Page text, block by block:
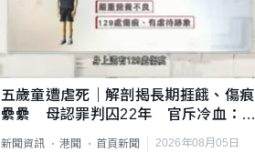
五歲童遭虐死｜解剖揭長期捱餓、傷痕
纍纍 母認罪判囚22年 官斥冷血：同
新聞資訊 港聞 首頁新聞 2026年08月05日